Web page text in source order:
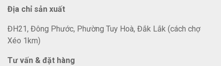
Địa chỉ sản xuất
ĐH21, Đông Phước, Phường Tuy Hoà, Đắk Lắk (cách chợ
Xéo 1km)
Tư vấn & đặt hàng